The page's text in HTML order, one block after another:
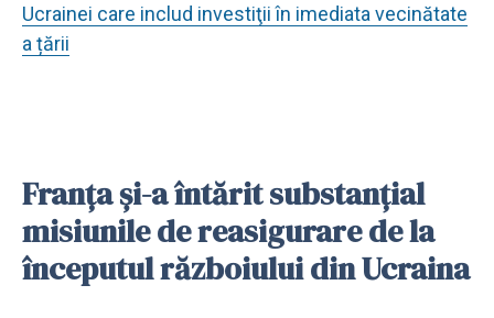
Ucrainei care includ investiţii în imediata vecinătate
a țării
Franţa şi-a întărit substanţial
misiunile de reasigurare de la
începutul războiului din Ucraina